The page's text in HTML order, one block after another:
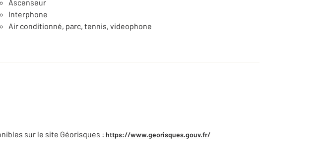
Ascenseur
Interphone
Air conditionné, parc, tennis, videophone
sur le site Géorisques : https://www.georisques.gouv.fr/